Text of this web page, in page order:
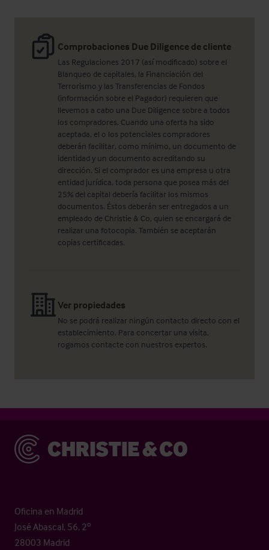
Comprobaciones Due Diligence de cliente
Las Regulaciones 2017 (así modificado) sobre el
Blanqueo de capitales, la Financiación del
Terrorismo y las Transferencias de Fondos
(información sobre el Pagador) requieren que
llevemos a cabo una Due Diligence sobre a todos
los compradores. Cuando una oferta ha sido
aceptada, el o los potenciales compradores
deberán facilitar, como mínimo, un documento de
identidad y un documento acreditando su
dirección. Si el comprador es una empresa u otra
entidad jurídica, toda persona que posea más del
25% del capital debería facilitar los mismos
documentos. Éstos deberán ser entregados a un
empleado de Christie & Co, quien se encargará de
realizar una fotocopia. También se aceptarán
copias certificadas.
Ver propiedades
No se podrá realizar ningún contacto directo con el
establecimiento. Para concertar una visita,
rogamos contacte con nuestros expertos.
Christie & Co
Oficina en Madrid
José Abascal, 56, 2º
28003 Madrid